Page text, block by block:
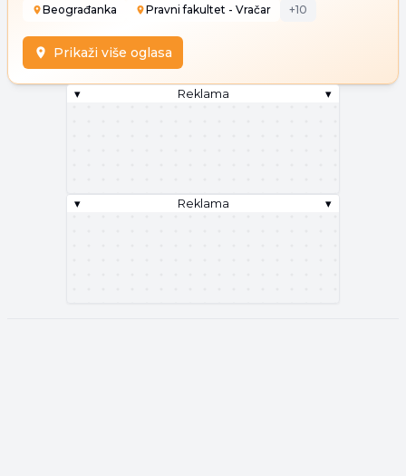
Beograđanka
Pravni fakultet - Vračar +10
Prikaži više oglasa
▾ Reklama ▾
▾ Reklama ▾